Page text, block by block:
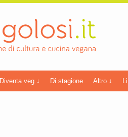
Diventa veg ↓ Di stagione Altro ↓